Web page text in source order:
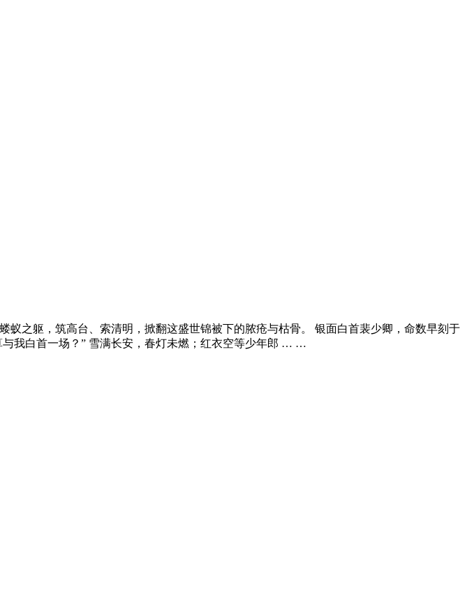
之躯，筑高台、索清明，掀翻这盛世锦被下的脓疮与枯骨。 银面白首裴少卿，命数早刻于
我白首一场？” 雪满长安，春灯未燃；红衣空等少年郎 … …